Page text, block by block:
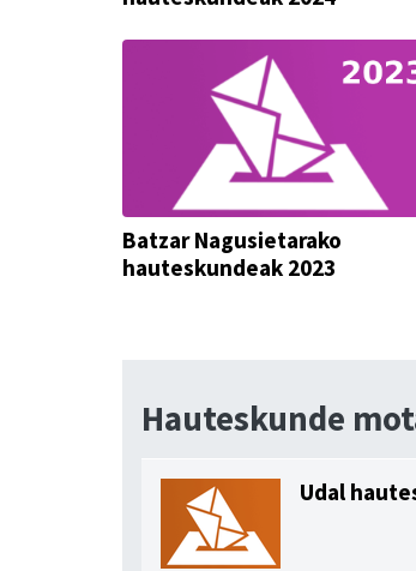
Batzar Nagusietarako
hauteskundeak 2023
Hauteskunde
Udal